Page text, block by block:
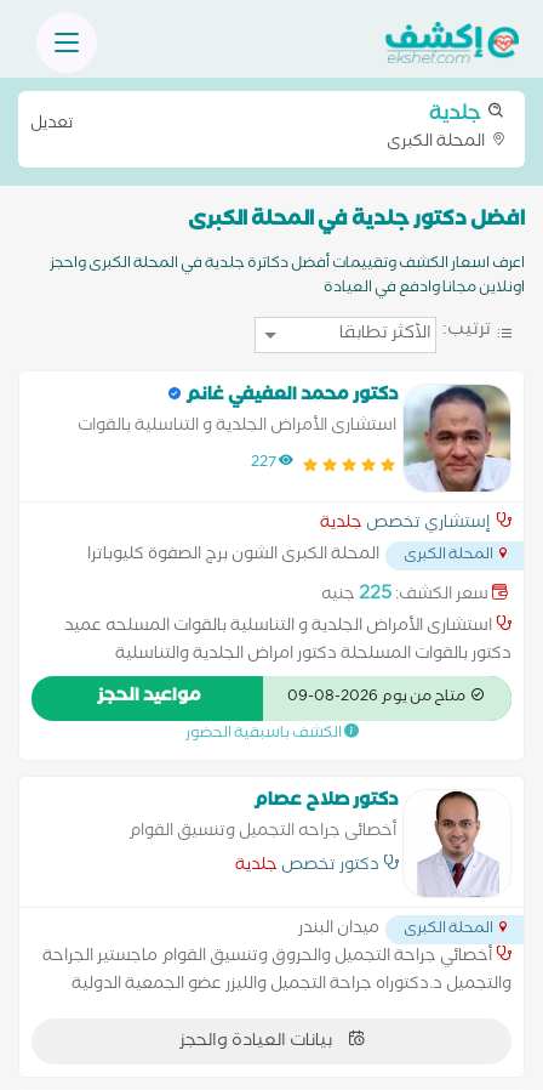
جلدية
المحلة الكبرى
تعديل
افضل دكتور جلدية في المحلة الكبرى
اعرف اسعار الكشف وتقييمات أفضل دكاترة جلدية في المحلة الكبرى واحجز
اونلاين مجانا وادفع في العيادة
ترتيب:
دكتور محمد العفيفي غانم
استشارى الأمراض الجلدية و التناسلية بالقوات
المسلحه
227
إستشاري تخصص جلدية
المحلة الكبرى
المحلة الكبرى الشون برج الصفوة كليوباترا
للفساتسن...
سعر الكشف:225جنيه
استشارى الأمراض الجلدية و التناسلية بالقوات المسلحه عميد
دكتور بالقوات المسلحلة دكتور امراض الجلدية والتناسلية
متاح من يوم 2026-08-09 مواعيد الحجز
الكشف باسبقية الحضور
دكتور صلاح عصام
أخصائى جراحه التجميل وتنسيق القوام
#دكتور_الجمالدكتور جراحة تجميل متخصص في
تجميل الانف، جراحة تشوهات اطفال وعيوب
دكتور تخصص جلدية
المحلة الكبرى
ميدان البندر
أخصائي جراحة التجميل والحروق وتنسيق القوام ماجستير الجراحة
والتجميل د.دكتوراه جراحة التجميل والليزر عضو الجمعية الدولية
بيانات العيادة والحجز